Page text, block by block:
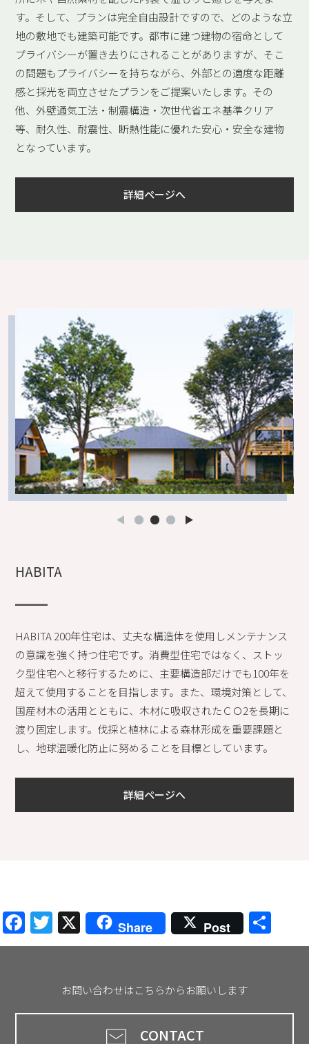
す。そして、プランは完全自由設計ですので、どのような立
地の敷地でも建築可能です。都市に建つ建物の宿命として
プライバシーが置き去りにされることがありますが、そこ
の問題もプライバシーを持ちながら、外部との適度な距離
感と採光を両立させたプランをご提案いたします。その
他、外壁通気工法・制震構造・次世代省エネ基準クリア
等、耐久性、耐震性、断熱性能に優れた安心・安全な建物
となっています。
詳細ページへ
HABITA
HABITA 200年住宅は、丈夫な構造体を使用しメンテナンス
の意識を強く持つ住宅です。消費型住宅ではなく、ストッ
ク型住宅へと移行するために、主要構造部だけでも100年を
超えて使用することを目指します。また、環境対策として、
国産材木の活用とともに、木材に吸収されたＣＯ2を長期に
渡り固定します。伐採と植林による森林形成を重要課題と
し、地球温暖化防止に努めることを目標としています。
詳細ページへ
Facebook
Twitter
X Share Post
有
お問い合わせはこちらからお願いします
CONTACT